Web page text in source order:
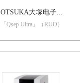
OTSUKA大塚电子...
「Qsep Ultra」（RUO）